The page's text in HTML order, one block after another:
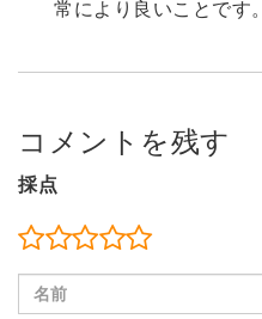
常により良いことです。
コメントを残す
採点